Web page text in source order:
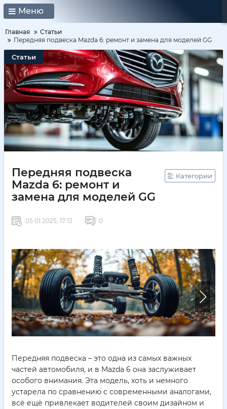
Меню
Главная
Статьи
Передняя подвеска Mazda 6: ремонт и замена для моделей GG
Статьи
Передняя подвеска
Mazda 6: ремонт и
замена для моделей GG
Категории
05 01 2025, 17:13 0
Передняя подвеска – это одна из самых важных
частей автомобиля, и в Mazda 6 она заслуживает
особого внимания. Эта модель, хоть и немного
устарела по сравнению с современными аналогами,
всё ещё привлекает водителей своим дизайном и